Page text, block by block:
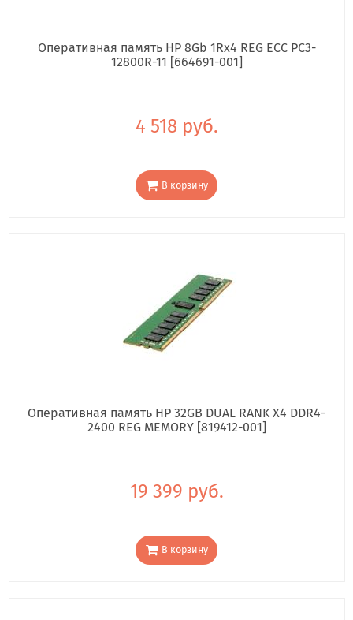
Оперативная память HP 8Gb 1Rx4 REG ECC PC3-
12800R-11 [664691-001]
4 518 руб.
В корзину
Оперативная память HP 32GB DUAL RANK X4 DDR4-
2400 REG MEMORY [819412-001]
19 399 руб.
В корзину